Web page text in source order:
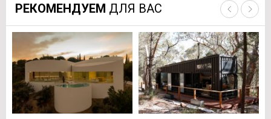
РЕКОМЕНДУЕМ ДЛЯ ВАС